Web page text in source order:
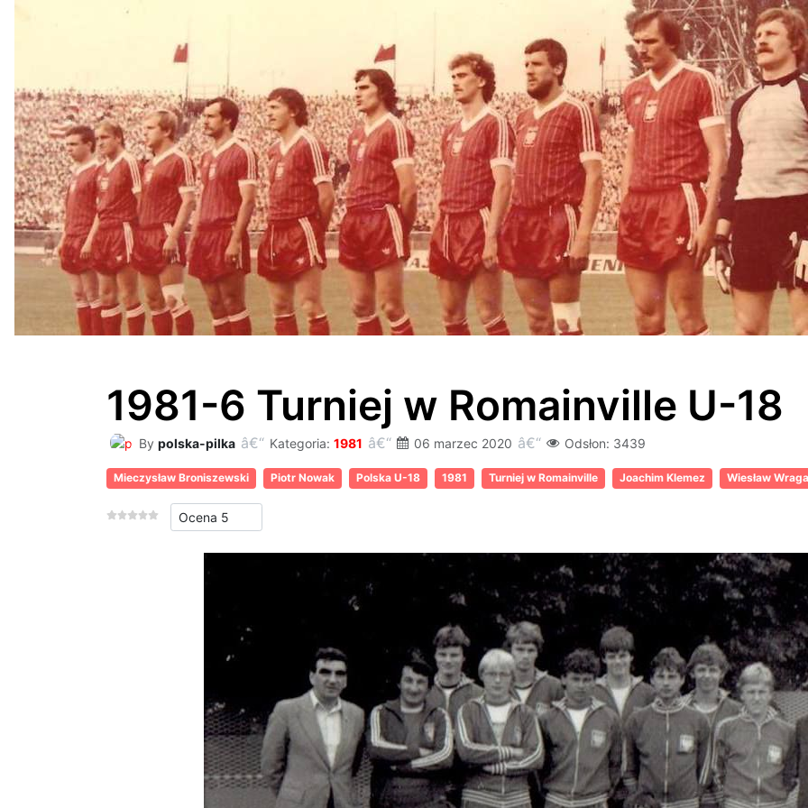
1981-6 Turniej w Romainville U-18
By polska-pilka Kategoria: 1981 06 marzec 2020 Odsłon: 3439
Mieczysław Broniszewski Piotr Nowak Polska U-18 1981 Turniej w Romainville Joachim Klemez Wiesław Wraga
Proszę, oceń